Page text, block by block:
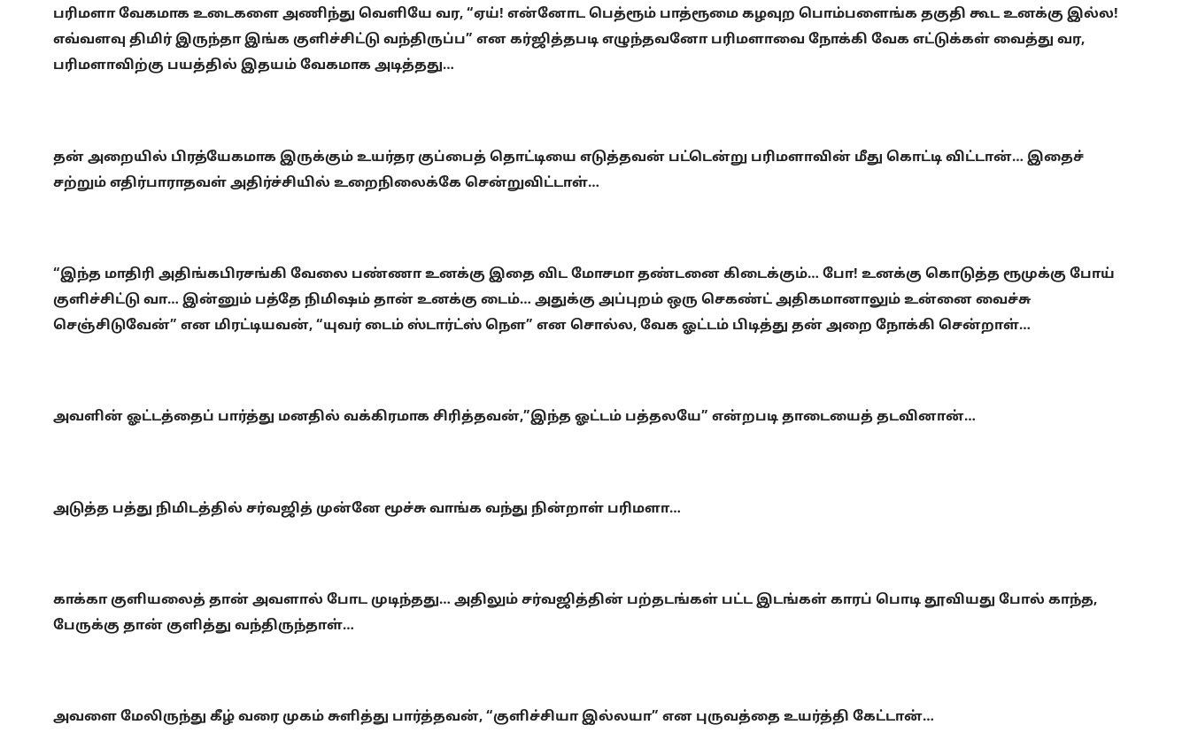
பரிமளா வேகமாக உடைகளை அணிந்து வெளியே வர, “ஏய்! என்னோட பெத்ரூம் பாத்ரூமை கழவுற பொம்பளைங்க தகுதி கூட உனக்கு இல்ல!
எவ்வளவு திமிர் இருந்தா இங்க குளிச்சிட்டு வந்திருப்ப” என கர்ஜித்தபடி எழுந்தவனோ பரிமளாவை நோக்கி வேக எட்டுக்கள் வைத்து வர,
பரிமளாவிற்கு பயத்தில் இதயம் வேகமாக அடித்தது…
தன் அறையில் பிரத்யேகமாக இருக்கும் உயர்தர குப்பைத் தொட்டியை எடுத்தவன் பட்டென்று பரிமளாவின் மீது கொட்டி விட்டான்… இதைச்
சற்றும் எதிர்பாராதவள் அதிர்ச்சியில் உறைநிலைக்கே சென்றுவிட்டாள்…
“இந்த மாதிரி அதிங்கபிரசங்கி வேலை பண்ணா உனக்கு இதை விட மோசமா தண்டனை கிடைக்கும்… போ! உனக்கு கொடுத்த ரூமுக்கு போய்
குளிச்சிட்டு வா… இன்னும் பத்தே நிமிஷம் தான் உனக்கு டைம்… அதுக்கு அப்புறம் ஒரு செகண்ட் அதிகமானாலும் உன்னை வைச்சு
செஞ்சிடுவேன்” என மிரட்டியவன், “யுவர் டைம் ஸ்டார்ட்ஸ் நௌ” என சொல்ல, வேக ஓட்டம் பிடித்து தன் அறை நோக்கி சென்றாள்…
அவளின் ஓட்டத்தைப் பார்த்து மனதில் வக்கிரமாக சிரித்தவன்,”இந்த ஓட்டம் பத்தலயே” என்றபடி தாடையைத் தடவினான்…
அடுத்த பத்து நிமிடத்தில் சர்வஜித் முன்னே மூச்சு வாங்க வந்து நின்றாள் பரிமளா…
காக்கா குளியலைத் தான் அவளால் போட முடிந்தது… அதிலும் சர்வஜித்தின் பற்தடங்கள் பட்ட இடங்கள் காரப் பொடி தூவியது போல் காந்த,
பேருக்கு தான் குளித்து வந்திருந்தாள்…
அவளை மேலிருந்து கீழ் வரை முகம் சுளித்து பார்த்தவன், “குளிச்சியா இல்லயா” என புருவத்தை உயர்த்தி கேட்டான்…